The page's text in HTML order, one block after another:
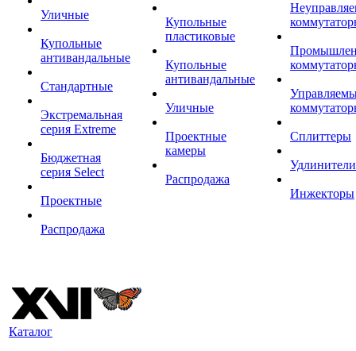
Уличные
Купольные
антивандальные
Стандартные
Экстремальная
серия Extreme
Бюджетная
серия Select
Проектные
Распродажа
Купольные
пластиковые
Купольные
антивандальные
Уличные
Проектные
камеры
Распродажа
Сплиттеры
Удлинители
Инжекторы
Каталог